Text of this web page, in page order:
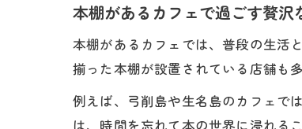
本棚があるカフェで過ごす贅沢
本棚があるカフェでは、普段の生活
揃った本棚が設置されている店舗も
例えば、弓削島や生名島のカフェで
は、時間を忘れて本の世界に浸れる